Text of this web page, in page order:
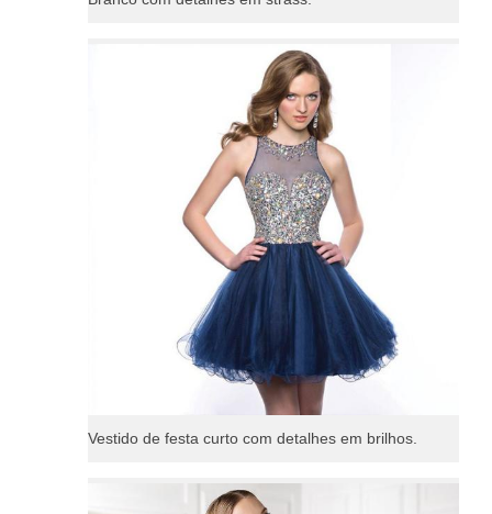
Vestido de festa curto com detalhes em brilhos.